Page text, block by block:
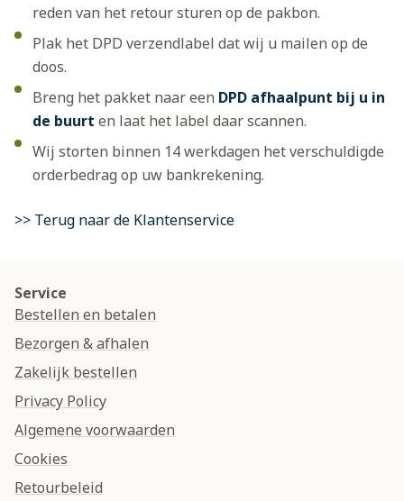
reden van het retour sturen op de pakbon.
Plak het DPD verzendlabel dat wij u mailen op de
doos.
Breng het pakket naar een DPD afhaalpunt bij u in
de buurt en laat het label daar scannen.
Wij storten binnen 14 werkdagen het verschuldigde
orderbedrag op uw bankrekening.
>> Terug naar de Klantenservice
Service
Bestellen en betalen
Bezorgen & afhalen
Zakelijk bestellen
Privacy Policy
Algemene voorwaarden
Cookies
Retourbeleid